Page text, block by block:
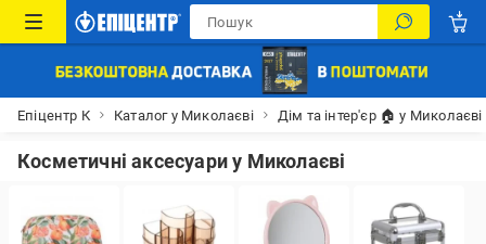
Епіцентр К Каталог у Миколаєві Дім та інтер'єр 🏠 у Миколаєві
Косметичні аксесуари у Миколаєві